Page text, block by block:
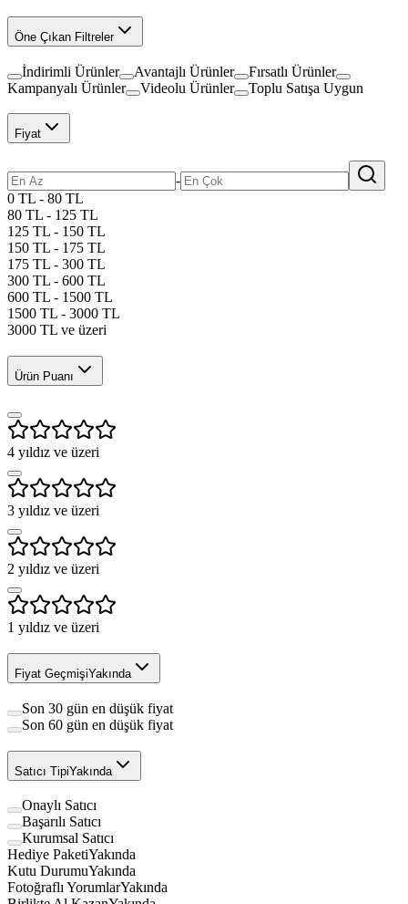
Öne Çıkan Filtreler
İndirimli Ürünler Avantajlı Ürünler
Fırsatlı Ürünler
Kampanyalı Ürünler
Videolu Ürünler Toplu Satışa Uygun
Fiyat
-
0 TL - 80 TL
80 TL - 125 TL
125 TL - 150 TL
150 TL - 175 TL
175 TL - 300 TL
300 TL - 600 TL
600 TL - 1500 TL
1500 TL - 3000 TL
3000 TL ve üzeri
Ürün Puanı
4 yıldız ve üzeri
3 yıldız ve üzeri
2 yıldız ve üzeri
1 yıldız ve üzeri
Fiyat GeçmişiYakında
Son 30 gün en düşük fiyat
Son 60 gün en düşük fiyat
Satıcı TipiYakında
Onaylı Satıcı
Başarılı Satıcı
Kurumsal Satıcı
Hediye PaketiYakında
Kutu DurumuYakında
Fotoğraflı YorumlarYakında